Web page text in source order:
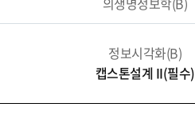
정보시각화(B)
캡스톤설계 II(필수)